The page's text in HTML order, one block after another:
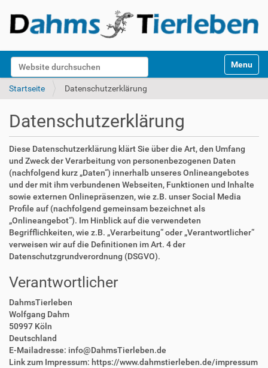
Website durchsuchen
k
Toggle
Startseite Datenschutzerklärung
Datenschutzerklärung
Diese Datenschutzerklärung klärt Sie über die Art, den Umfang
und Zweck der Verarbeitung von personenbezogenen Daten
(nachfolgend kurz „Daten“) innerhalb unseres Onlineangebotes
und der mit ihm verbundenen Webseiten, Funktionen und Inhalte
sowie externen Onlinepräsenzen, wie z.B. unser Social Media
Profile auf (nachfolgend gemeinsam bezeichnet als
„Onlineangebot“). Im Hinblick auf die verwendeten
Begrifflichkeiten, wie z.B. „Verarbeitung“ oder „Verantwortlicher“
verweisen wir auf die Definitionen im Art. 4 der
Datenschutzgrundverordnung (DSGVO).
Verantwortlicher
DahmsTierleben
Wolfgang Dahm
50997 Köln
Deutschland
E-Mailadresse: info@DahmsTierleben.de
Link zum Impressum: https://www.dahmstierleben.de/impressum